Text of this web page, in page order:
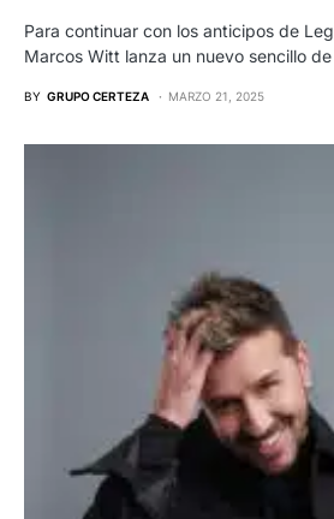
Para continuar con los anticipos de
Marcos Witt lanza un nuevo sencillo
BY GRUPO CERTEZA MARZO 21, 2025